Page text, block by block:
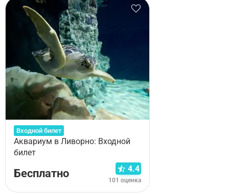
Входной билет
Аквариум в Ливорно: Входной
билет
Бесплатно 4.4
101 оценка